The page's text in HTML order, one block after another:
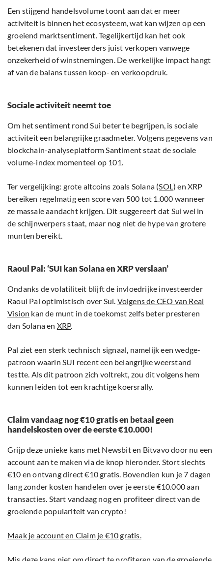
Een stijgend handelsvolume toont aan dat er meer
activiteit is binnen het ecosysteem, wat kan wijzen op een
groeiend marktsentiment. Tegelijkertijd kan het ook
betekenen dat investeerders juist verkopen vanwege
onzekerheid of winstnemingen. De werkelijke impact hangt
af van de balans tussen koop- en verkoopdruk.
Sociale activiteit neemt toe
Om het sentiment rond Sui beter te begrijpen, is sociale
activiteit een belangrijke graadmeter. Volgens gegevens van
blockchain-analyseplatform Santiment staat de sociale
volume-index momenteel op 101.
Ter vergelijking: grote altcoins zoals Solana (SOL) en XRP
bereiken regelmatig een score van 500 tot 1.000 wanneer
ze massale aandacht krijgen. Dit suggereert dat Sui wel in
de schijnwerpers staat, maar nog niet de hype van grotere
munten bereikt.
Raoul Pal: ‘SUI kan Solana en XRP verslaan’
Ondanks de volatiliteit blijft de invloedrijke investeerder
Raoul Pal optimistisch over Sui. Volgens de CEO van Real
Vision kan de munt in de toekomst zelfs beter presteren
dan Solana en XRP.
Pal ziet een sterk technisch signaal, namelijk een wedge-
patroon waarin SUI recent een belangrijke weerstand
testte. Als dit patroon zich voltrekt, zou dit volgens hem
kunnen leiden tot een krachtige koersrally.
Claim vandaag nog €10 gratis en betaal geen
handelskosten over de eerste €10.000!
Grijp deze unieke kans met Newsbit en Bitvavo door nu een
account aan te maken via de knop hieronder. Stort slechts
€10 en ontvang direct €10 gratis. Bovendien kun je 7 dagen
lang zonder kosten handelen over je eerste €10.000 aan
transacties. Start vandaag nog en profiteer direct van de
groeiende populariteit van crypto!
Maak je account en Claim je €10 gratis.